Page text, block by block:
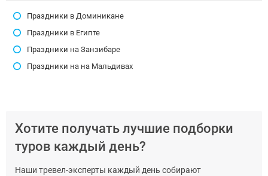
Праздники в Доминикане
Праздники в Египте
Праздники на Занзибаре
Праздники на на Мальдивах
Хотите получать лучшие подборки
туров каждый день?
Наши тревел-эксперты каждый день собирают